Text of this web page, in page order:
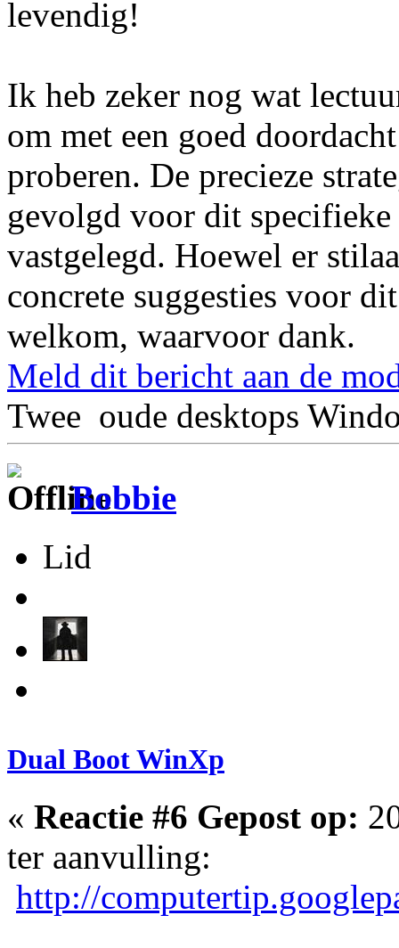
levendig!
Ik heb zeker nog wat
om met een goed
proberen. De precieze
gevolgd voor dit
vastgelegd. Hoewel er
concrete suggesties voor
welkom, waarvoor dank.
Meld dit bericht aan de
Twee oude desktops
Bobbie
Lid
Dual Boot WinXp
« Reactie #6 Gepost op:
ter aanvulling:
http://